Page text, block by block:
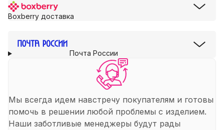
Boxberry доставка
Почта России
Мы всегда идем навстречу покупателям и готовы
помочь в решении любой проблемы с изделием.
Наши заботливые менеджеры будут рады